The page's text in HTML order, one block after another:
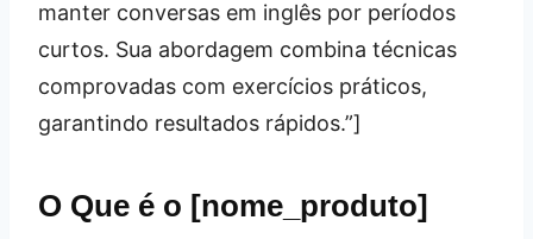
manter conversas em inglês por períodos
curtos. Sua abordagem combina técnicas
comprovadas com exercícios práticos,
garantindo resultados rápidos.”]
O Que é o [nome_produto]